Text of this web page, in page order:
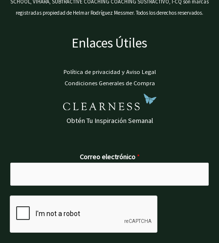
SCHOOL, VIHARA, SUBTRACTIVE COACHING COACHING SUSTRACTIVO, I-CQ son marcas
registradas propiedad de Helmar Rodríguez Messmer. Todos los derechos reservados.
Enlaces Útiles
Política de privacidad y Aviso Legal
Condiciones Generales de Compra
Obtén Tu Inspiración Semanal
Correo electrónico *